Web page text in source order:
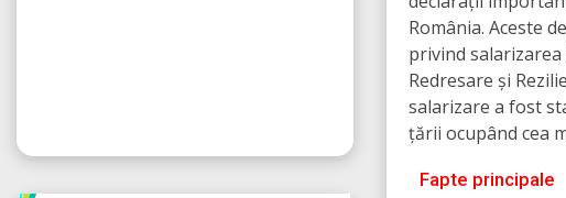
România. Aceste
privind
Redresare și
salarizare a fost
țării ocupând cea
Fapte principale